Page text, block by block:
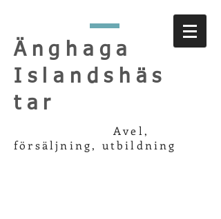
Änghaga
Islandshäs
tar
Avel,
försäljning, utbildning